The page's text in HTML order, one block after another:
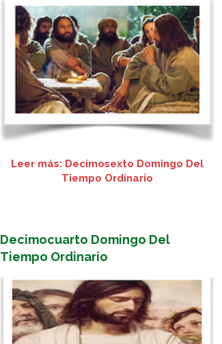
Leer más: Decimosexto Domingo Del
Tiempo Ordinario
Decimocuarto Domingo Del
Tiempo Ordinario